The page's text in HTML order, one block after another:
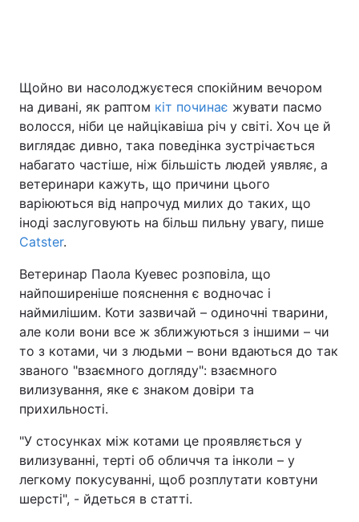
Щойно ви насолоджуєтеся спокійним вечором
на дивані, як раптом кіт починає жувати пасмо
волосся, ніби це найцікавіша річ у світі. Хоч це й
виглядає дивно, така поведінка зустрічається
набагато частіше, ніж більшість людей уявляє, а
ветеринари кажуть, що причини цього
варіюються від напрочуд милих до таких, що
іноді заслуговують на більш пильну увагу, пише
Catster.
Ветеринар Паола Куевес розповіла, що
найпоширеніше пояснення є водночас і
наймилішим. Коти зазвичай – одиночні тварини,
але коли вони все ж зближуються з іншими – чи
то з котами, чи з людьми – вони вдаються до так
званого "взаємного догляду": взаємного
вилизування, яке є знаком довіри та
прихильності.
"У стосунках між котами це проявляється у
вилизуванні, терті об обличчя та інколи – у
легкому покусуванні, щоб розплутати ковтуни
шерсті", - йдеться в статті.